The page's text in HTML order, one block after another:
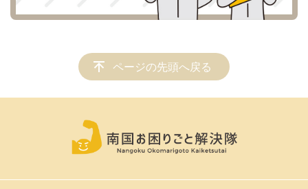
ページの先頭へ戻る